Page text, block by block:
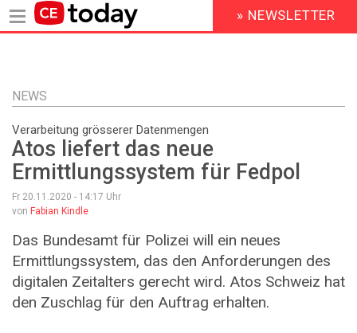
Inhalt
HEADER
MENU
» NEWSLETTER
NEWS
Verarbeitung grösserer Datenmengen
Atos liefert das neue
Ermittlungssystem für Fedpol
Fr 20.11.2020 - 14:17 Uhr
von Fabian Kindle
Das Bundesamt für Polizei will ein neues
Ermittlungssystem, das den Anforderungen des
digitalen Zeitalters gerecht wird. Atos Schweiz hat
den Zuschlag für den Auftrag erhalten.